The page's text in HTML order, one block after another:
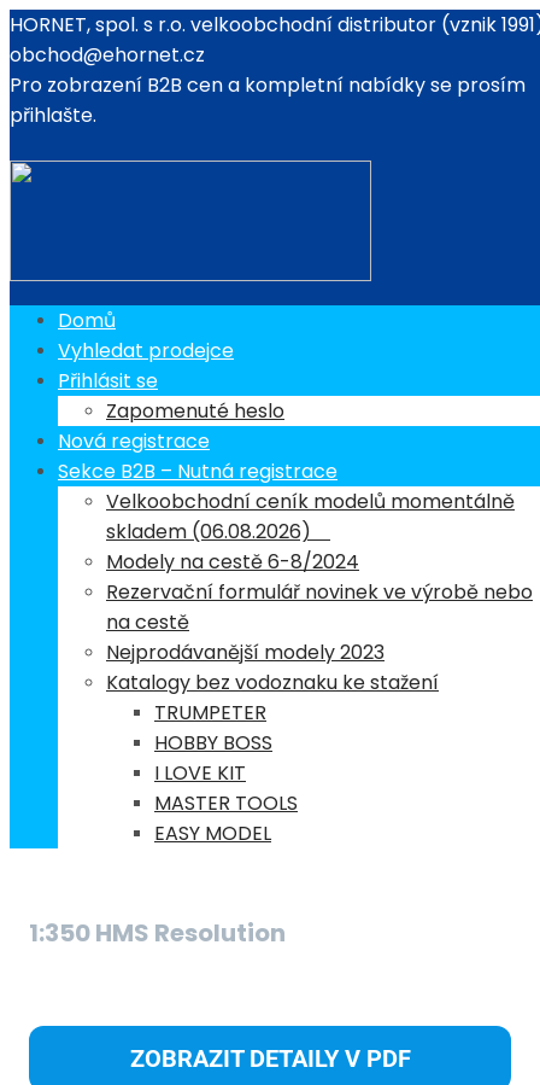
HORNET, spol. s r.o. velkoobchodní distributor (vznik
obchod@ehornet.cz
Pro zobrazení B2B cen a kompletní nabídky se prosím
přihlašte.
Domů
Vyhledat prodejce
Přihlásit se
Zapomenuté heslo
Nová registrace
Sekce B2B – Nutná registrace
Velkoobchodní ceník modelů momentálně
skladem (06.08.2026)
Modely na cestě 6-8/2024
Rezervační formulář novinek ve výrobě nebo
na cestě
Nejprodávanější modely 2023
Katalogy bez vodoznaku ke stažení
TRUMPETER
HOBBY BOSS
I LOVE KIT
MASTER TOOLS
EASY MODEL
Duben 2026
Uncategorized
Novinky na měsíc 04/2026
308-TR5379
1:350 HMS Resolution
ZOBRAZIT DETAILY V PDF